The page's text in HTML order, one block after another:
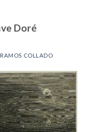
Doré
COLLADO